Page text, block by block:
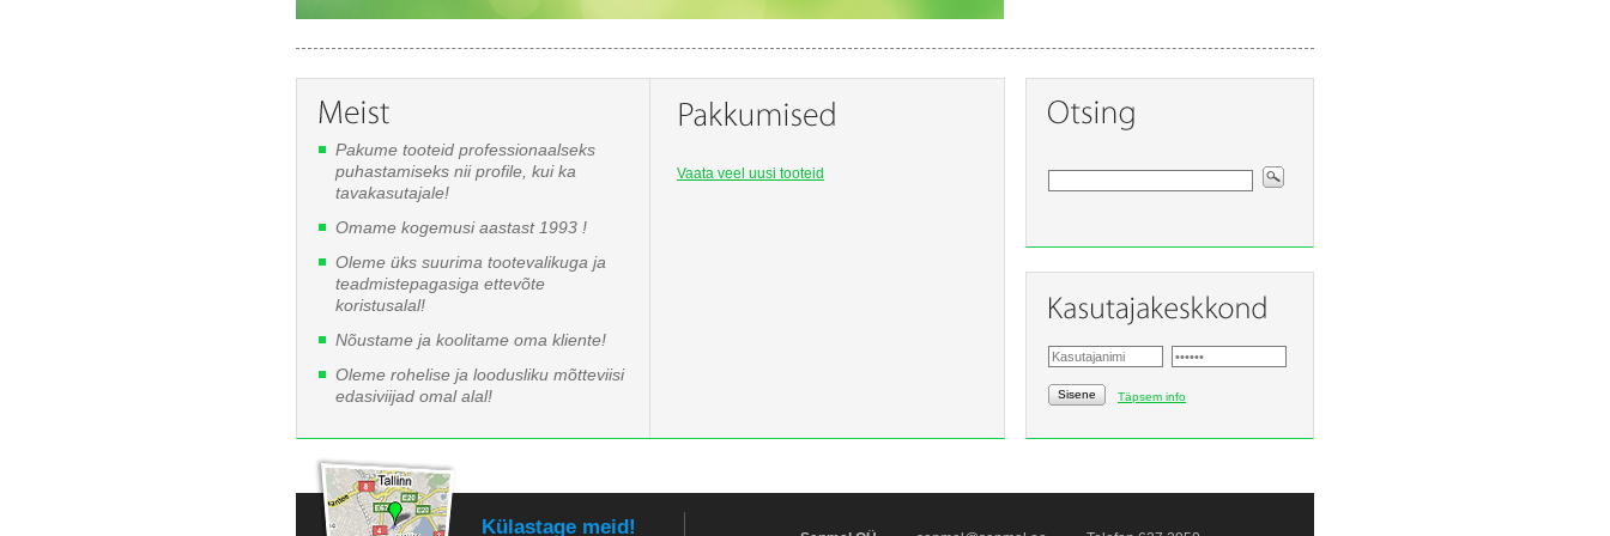
Sisene Täpsem info
Vaata veel uusi tooteid
Pakume tooteid professionaalseks
puhastamiseks nii profile, kui ka
tavakasutajale!
Omame kogemusi aastast 1993 !
Oleme üks suurima tootevalikuga ja
teadmistepagasiga ettevõte
koristusalal!
Nõustame ja koolitame oma kliente!
Oleme rohelise ja loodusliku mõtteviisi
edasiviijad omal alal!
Külastage meid!